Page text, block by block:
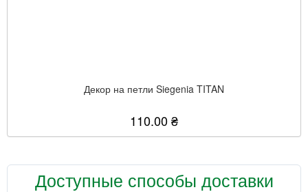
Декор на петли Siegenia TITAN
110.00 ₴
Доступные способы доставки